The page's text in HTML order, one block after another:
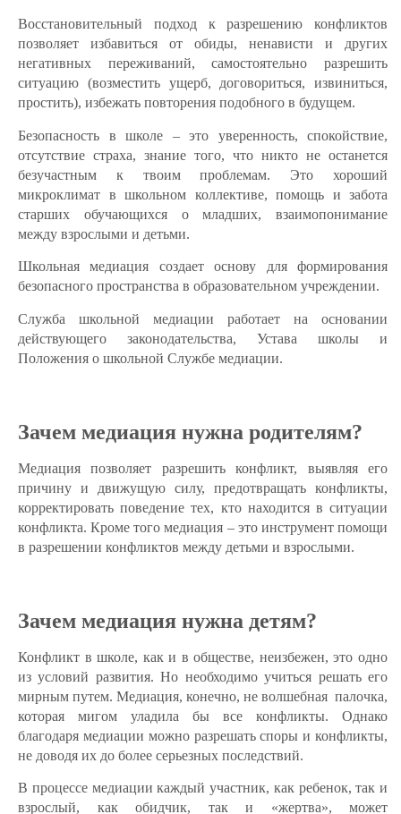
Восстановительный подход к разрешению конфликтов
позволяет избавиться от обиды, ненависти и других
негативных переживаний, самостоятельно разрешить
ситуацию (возместить ущерб, договориться, извиниться,
простить), избежать повторения подобного в будущем.
Безопасность в школе – это уверенность, спокойствие,
отсутствие страха, знание того, что никто не останется
безучастным к твоим проблемам. Это хороший
микроклимат в школьном коллективе, помощь и забота
старших обучающихся о младших, взаимопонимание
между взрослыми и детьми.
Школьная медиация создает основу для формирования
безопасного пространства в образовательном учреждении.
Служба школьной медиации работает на основании
действующего законодательства, Устава школы и
Положения о школьной Службе медиации.
Зачем медиация нужна родителям?
Медиация позволяет разрешить конфликт, выявляя его
причину и движущую силу, предотвращать конфликты,
корректировать поведение тех, кто находится в ситуации
конфликта. Кроме того медиация – это инструмент помощи
в разрешении конфликтов между детьми и взрослыми.
Зачем медиация нужна детям?
Конфликт в школе, как и в обществе, неизбежен, это одно
из условий развития. Но необходимо учиться решать его
мирным путем. Медиация, конечно, не волшебная палочка,
которая мигом уладила бы все конфликты. Однако
благодаря медиации можно разрешать споры и конфликты,
не доводя их до более серьезных последствий.
В процессе медиации каждый участник, как ребенок, так и
взрослый, как обидчик, так и «жертва», может